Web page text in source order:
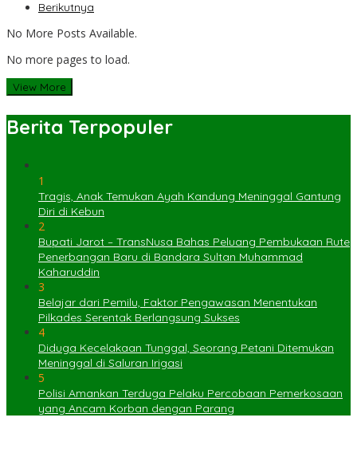
Berikutnya
No More Posts Available.
No more pages to load.
View More
Berita Terpopuler
1
Tragis, Anak Temukan Ayah Kandung Meninggal Gantung
Diri di Kebun
2
Bupati Jarot – TransNusa Bahas Peluang Pembukaan Rute
Penerbangan Baru di Bandara Sultan Muhammad
Kaharuddin
3
Belajar dari Pemilu, Faktor Pengawasan Menentukan
Pilkades Serentak Berlangsung Sukses
4
Diduga Kecelakaan Tunggal, Seorang Petani Ditemukan
Meninggal di Saluran Irigasi
5
Polisi Amankan Terduga Pelaku Percobaan Pemerkosaan
yang Ancam Korban dengan Parang